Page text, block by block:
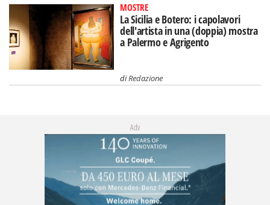
MOSTRE
La Sicilia e Botero: i capolavori
dell'artista in una (doppia) mostra
a Palermo e Agrigento
diRedazione
Adv